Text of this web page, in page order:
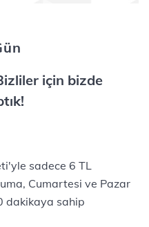
için bizde
sadece 6 TL
Cumartesi ve Pazar
dakikaya sahip